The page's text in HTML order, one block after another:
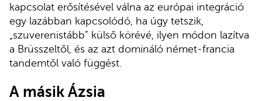
kapcsolat erősítésével válna az európai integráció
egy lazábban kapcsolódó, ha úgy tetszik,
„szuverenistább” külső körévé, ilyen módon lazítva
a Brüsszeltől, és az azt domináló német-francia
tandemtől való függést.
A másik Ázsia